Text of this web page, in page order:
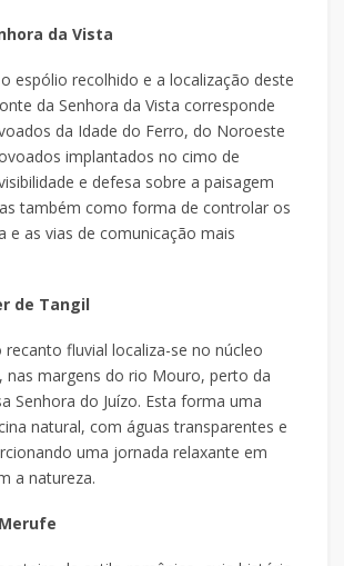
da Vista
espólio recolhido e a localização deste
da Senhora da Vista corresponde
da Idade do Ferro, do Noroeste
implantados no cimo de
e defesa sobre a paisagem
também como forma de controlar os
e as vias de comunicação mais
de Tangil
recanto fluvial localiza-se no núcleo
nas margens do rio Mouro, perto da
Senhora do Juízo. Esta forma uma
natural, com águas transparentes e
uma jornada relaxante em
a natureza.